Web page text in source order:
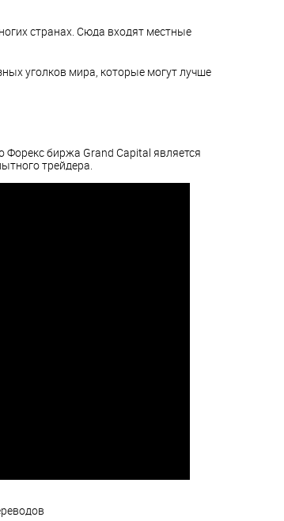
странах. Сюда входят местные
уголков мира, которые могут лучше
биржа Grand Capital является
трейдера.